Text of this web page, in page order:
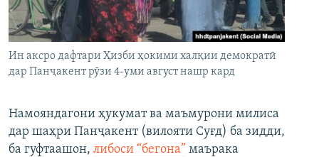
Ин аксро дафтари Ҳизби ҳокими халқии демократӣ
дар Панҷакент рӯзи 4-уми август нашр кард
Намояндагони ҳукумат ва маъмурони милиса
дар шаҳри Панҷакент (вилояти Суғд) ба зидди,
ба гуфтаашон, либоси “бегона” маърака